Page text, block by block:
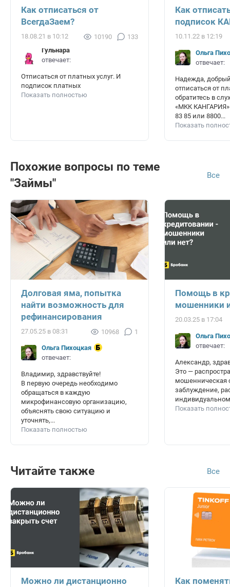
Как отписаться от
ВсегдаЗаем?
18.08.21 в 10:12 10190
133
Гульнара
отвечает:
Отписаться от платных услуг. И
подписок платных
Показать полностью
Как
подписок
10.11.22 в 12:19
Ольга
отвечает:
Надежда,
отписаться от
обратитесь в
«МКК КАНГАРИЯ»
83 85 или 8800...
Показать
Похожие вопросы по теме
"Займы"
Все
Долговая яма, попытка
найти возможность для
рефинансирования
27.05.25 в 08:31 10968 1
Ольга Пихоцкая
отвечает:
Владимир, здравствуйте!
В первую очередь необходимо
обращаться в каждую
микрофинансовую организацию,
объяснять свою ситуацию и
уточнять,...
Показать полностью
Помощь в
мошенники
20.03.25 в 17:04
Ольга
отвечает:
Александр,
Это —
мошенническая
заблуждение,
Показать
Читайте также Все
Можно ли дистанционно
Как